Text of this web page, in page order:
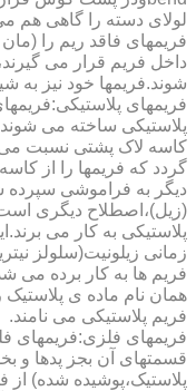
لولای دسته را گاهی هم
فریمهای فاقد ریم را (مان
داخل فریم قرار می
شوند.فریمها خود نیز به
فریمهای
پلاستیکی ساخته می
کاسه لاک پشتی نسبت می
گردد که فریمها را از
دیگر به فراموشی
(زیل)،اصطلاح دیگری
پلاستیکی به کار می
زمانی زیلونیت(سلولز
فریم ها به کار برده می
همان نام ماده ی پلاستیک
فریم پلاستیکی می نامند.
فریمهای فلزی:فریمهای
قسمتهای آن بجز پدها و
پلاستیک،پوشیده شده)